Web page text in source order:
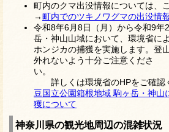
町内のクマ出没情報については、
→町内でのツキノワグマの出没情
令和8年6月8日（月）から令和9年
岳・神山山域において、環境省に
ホンジカの捕獲を実施します。登
外れないよう十分ご注意くださ
い
詳しくは環境省のHPをご確認
豆国立公園箱根地域 駒ヶ岳・神山
獲について
神奈川県の観光地周辺の混雑状況